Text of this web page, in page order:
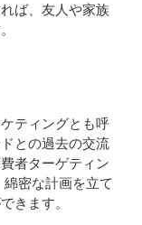
ば、友人や家族
ティングとも呼
との過去の交流
者ターゲティン
密な計画を立て
きます。